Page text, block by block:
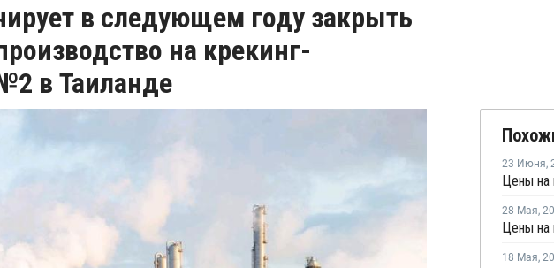
в следующем году закрыть
на крекинг-
в Таиланде
23 Июня,
28 Мая,
Цены на
18 Мая,